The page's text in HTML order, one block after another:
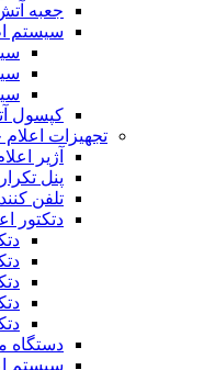
جعبه
سیستم
کپسول
تجهیزات
آژیر
پنل
تلفن
دتکتور
دستگاه
سیستم